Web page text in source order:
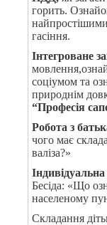
горить.
гасіння.
Інтегроване
соціумом та
природнім
“Професія
Робота з
чого має
валіза?»
Бесіда: «Що
населеному
Складання